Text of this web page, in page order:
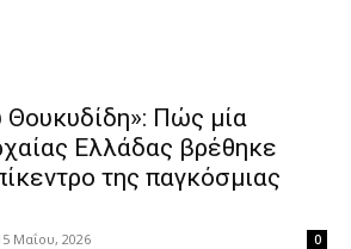
Θουκυδίδη»: Πώς μία
Ελλάδας βρέθηκε
της παγκόσμιας
Μαΐου, 2026 0